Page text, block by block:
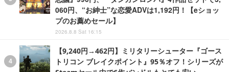
060円、“お紳士”な恋愛ADVは1,192円！【eショッ
プのお薦めセール】
2026.8.8 Sat 16:15
【9,240円→462円】ミリタリーシューター『ゴース
トリコン ブレイクポイント』95％オフ！シリーズが